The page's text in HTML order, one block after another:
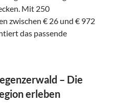
Mit 250
zwischen € 26 und € 972
das passende
– Die
erleben